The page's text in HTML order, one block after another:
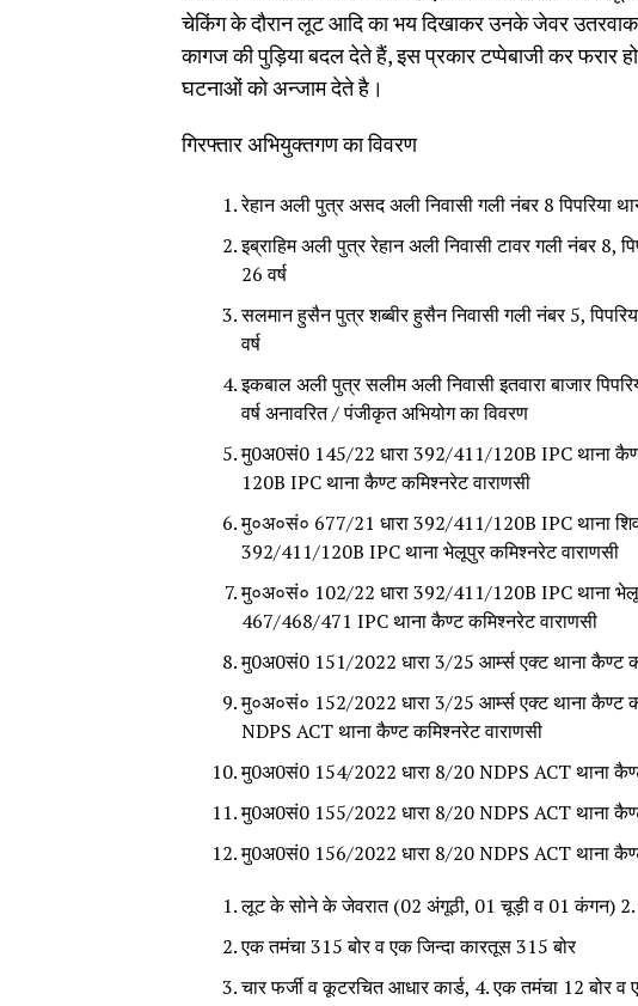
चेकिंग के दौरान लूट आदि का भय दिखाकर उनके जेवर
कागज की पुड़िया बदल देते हैं, इस प्रकार टप्पेबाजी कर फरार
घटनाओं को अन्जाम देते है।
गिरफ्तार अभियुक्तगण का विवरण
रेहान अली पुत्र असद अली निवासी गली नंबर 8 पिपरिया
इब्राहिम अली पुत्र रेहान अली निवासी टावर गली नंबर 8,
26 वर्ष
सलमान हुसैन पुत्र शब्बीर हुसैन निवासी गली नंबर 5,
वर्ष
इकबाल अली पुत्र सलीम अली निवासी इतवारा बाजार
वर्ष अनावरित / पंजीकृत अभियोग का विवरण
मु0अ0सं0 145/22 धारा 392/411/120B IPC थाना
120B IPC थाना कैण्ट कमिश्नरेट वाराणसी
मु०अ०सं० 677/21 धारा 392/411/120B IPC थाना
392/411/120B IPC थाना भेलूपुर कमिश्नरेट वाराणसी
मु०अ०सं० 102/22 धारा 392/411/120B IPC थाना
467/468/471 IPC थाना कैण्ट कमिश्नरेट वाराणसी
मु0अ0सं0 151/2022 धारा 3/25 आर्म्स एक्ट थाना कैण्ट
मु०अ०सं० 152/2022 धारा 3/25 आर्म्स एक्ट थाना कैण्ट
NDPS ACT थाना कैण्ट कमिश्नरेट वाराणसी
मु0अ0सं0 154/2022 धारा 8/20 NDPS ACT थाना
मु0अ0सं0 155/2022 धारा 8/20 NDPS ACT थाना
मु0अ0सं0 156/2022 धारा 8/20 NDPS ACT थाना
लूट के सोने के जेवरात (02 अंगूठी, 01 चूड़ी व 01 कंगन)
एक तमंचा 315 बोर व एक जिन्दा कारतूस 315 बोर
चार फर्जी व कूटरचित आधार कार्ड, 4. एक तमंचा 12 बोर व